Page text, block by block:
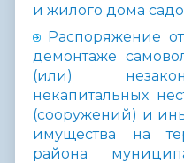
и жилого дома
Распоряжение
демонтаже
(или)
некапитальных
(сооружений) и
имущества на
района